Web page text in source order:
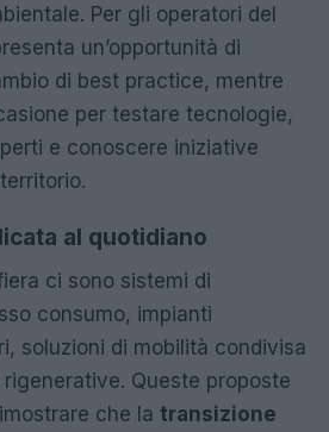
Per gli operatori del
un’opportunità di
di best practice, mentre
per testare tecnologie,
e conoscere iniziative
al quotidiano
ci sono sistemi di
consumo, impianti
soluzioni di mobilità condivisa
Queste proposte
che la transizione